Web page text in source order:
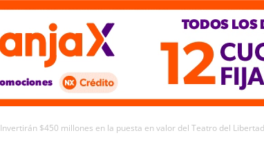
Invertirán $450 millones en la puesta en valor del Teatro del